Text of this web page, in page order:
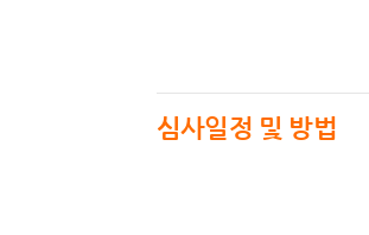
심사일정 및 방법